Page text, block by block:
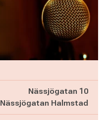
Nässjögatan 10
Nässjögatan Halmstad